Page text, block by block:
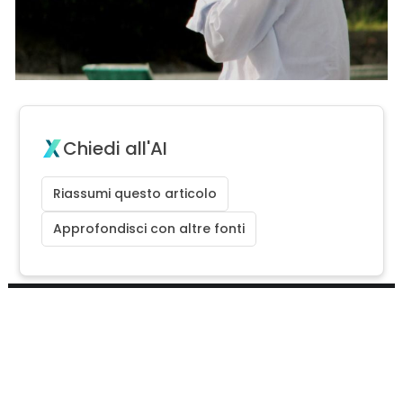
Chiedi all'AI
Riassumi questo articolo
Approfondisci con altre fonti